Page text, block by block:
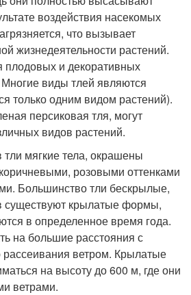
воздействия насекомых
что вызывает
жизнедеятельности растений.
плодовых и декоративных
Многие виды тлей являются
только одним видом растений).
персиковая тля, могут
видов растений.
мягкие тела, окрашены
розовыми оттенками
Большинство тли бескрылые,
существуют крылатые формы,
в определенное время года.
на большие расстояния с
ветром. Крылатые
на высоту до 600 м, где они
ветрами.